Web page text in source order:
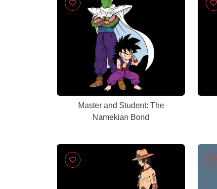
Master and Student: The
Namekian Bond